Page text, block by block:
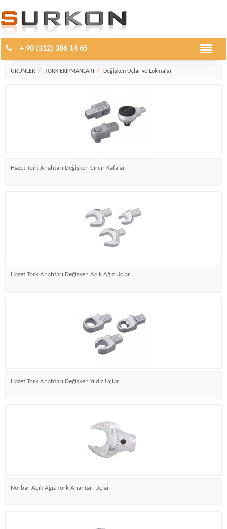
+ 90 (312) 386 14 65
Değişken Uçlar ve Lokmalar
ÜRÜNLER TORK EKİPMANLARI Değişken Uçlar ve Lokmalar
Hazet Tork Anahtarı Değişken Cırcır Kafalar
Hazet Tork Anahtarı Değişken Açık Ağız Uçlar
Hazet Tork Anahtarı Değişken Yıldız Uçlar
Norbar Açık Ağız Tork Anahtarı Uçları